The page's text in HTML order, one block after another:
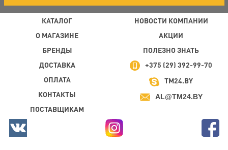
КАТАЛОГ
О МАГАЗИНЕ
БРЕНДЫ
НОВОСТИ КОМПАНИИ
АКЦИИ
ПОЛЕЗНО ЗНАТЬ
ДОСТАВКА
ОПЛАТА
КОНТАКТЫ
ПОСТАВЩИКАМ
+375 (29) 392-99-70
TM24.BY
AL@TM24.BY